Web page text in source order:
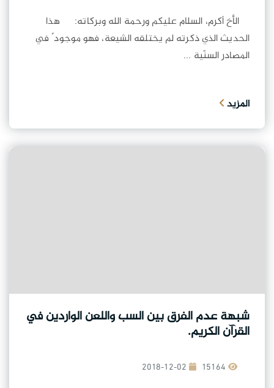
الأخ أكرم، السلام عليكم ورحمة الله وبركاته: هذا
الحديث الذي ذكرته لم يختلقه الشيعة، فهو موجود ٌ في
المصادر السنّية ...
المزيد
شبهة عدم الفرق بين السب واللعن الواردين في
القرآن الكريم.
2018-12-02